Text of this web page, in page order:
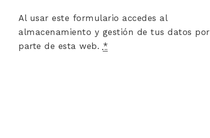
Al usar este formulario accedes al
almacenamiento y gestión de tus datos por
parte de esta web. *